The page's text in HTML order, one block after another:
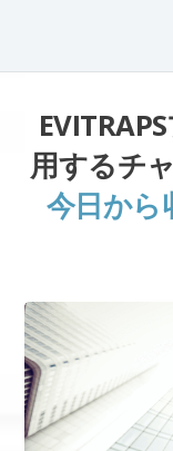
用するチ
今日から